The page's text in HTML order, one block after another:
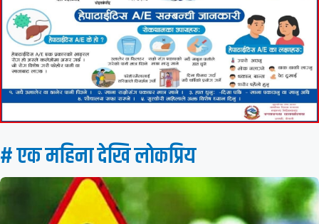
# एक महिना देखि लाेकप्रिय